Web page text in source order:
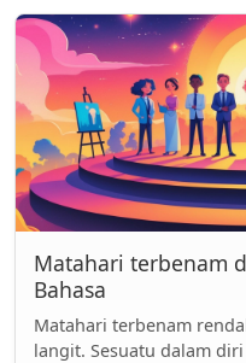
Matahari terbenam
Bahasa
Matahari terbenam
langit. Sesuatu dalam